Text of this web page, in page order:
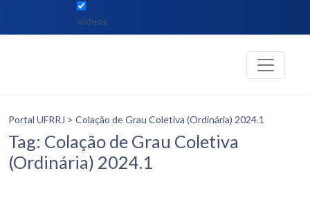
Vídeos
Portal UFRRJ > Colação de Grau Coletiva (Ordinária) 2024.1
Tag: Colação de Grau Coletiva
(Ordinária) 2024.1